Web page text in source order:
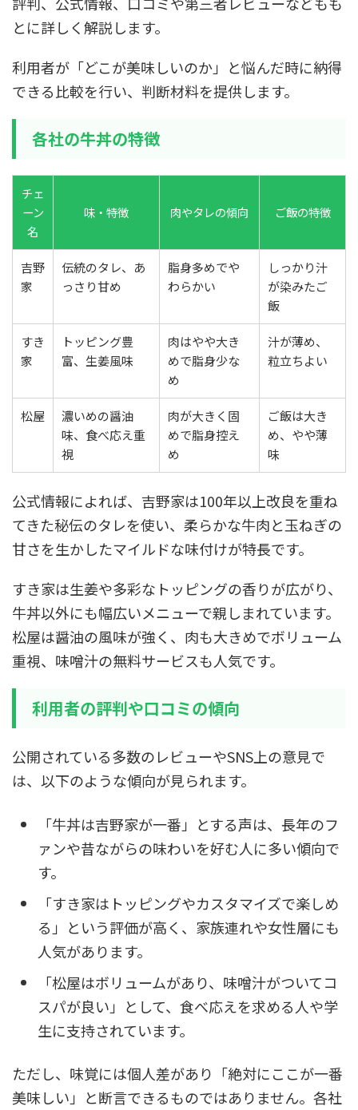
とに詳しく解説します。
利用者が「どこが美味しいのか」と悩んだ時に納得
できる比較を行い、判断材料を提供します。
各社の牛丼の特徴
チェ
ーン
名
味・特徴 肉やタレの傾向 ご飯の特徴
吉野
家
伝統のタレ、あ
っさり甘め
脂身多めでや
わらかい
しっかり汁
が染みたご
飯
すき
家
トッピング豊
富、生姜風味
肉はやや大き
めで脂身少な
め
汁が薄め、
粒立ちよい
松屋
濃いめの醤油
味、食べ応え重
視
肉が大きく固
めで脂身控え
め
ご飯は大き
め、やや薄
味
公式情報によれば、吉野家は100年以上改良を重ね
てきた秘伝のタレを使い、柔らかな牛肉と玉ねぎの
甘さを生かしたマイルドな味付けが特長です。
すき家は生姜や多彩なトッピングの香りが広がり、
牛丼以外にも幅広いメニューで親しまれています。
松屋は醤油の風味が強く、肉も大きめでボリューム
重視、味噌汁の無料サービスも人気です。
利用者の評判や口コミの傾向
公開されている多数のレビューやSNS上の意見で
は、以下のような傾向が見られます。
「牛丼は吉野家が一番」とする声は、長年のフ
ァンや昔ながらの味わいを好む人に多い傾向で
す。
「すき家はトッピングやカスタマイズで楽しめ
る」という評価が高く、家族連れや女性層にも
人気があります。
「松屋はボリュームがあり、味噌汁がついてコ
スパが良い」として、食べ応えを求める人や学
生に支持されています。
ただし、味覚には個人差があり「絶対にここが一番
美味しい」と断言できるものではありません。各社